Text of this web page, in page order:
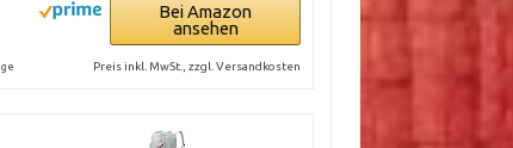
Bei Amazon
ansehen
Preis inkl. MwSt., zzgl. Versandkosten